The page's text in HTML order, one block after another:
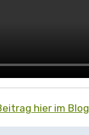
hier im Blog